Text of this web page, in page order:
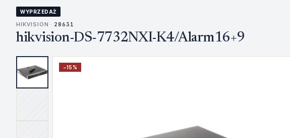
WYPRZEDAŻ
HIKVISION · 28631
hikvision-DS-7732NXI-K4/Alarm16+9
−15%